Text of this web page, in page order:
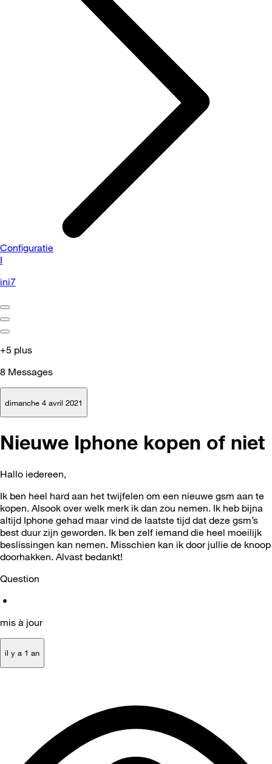
Configuratie
I
ini7
+5 plus
8 Messages
dimanche 4 avril 2021
Nieuwe Iphone kopen of niet
Hallo iedereen,
Ik ben heel hard aan het twijfelen om een nieuwe gsm aan te
kopen. Alsook over welk merk ik dan zou nemen. Ik heb bijna
altijd Iphone gehad maar vind de laatste tijd dat deze gsm’s
best duur zijn geworden. Ik ben zelf iemand die heel moeilijk
beslissingen kan nemen. Misschien kan ik door jullie de knoop
doorhakken. Alvast bedankt!
Question
•
mis à jour
il y a 1 an